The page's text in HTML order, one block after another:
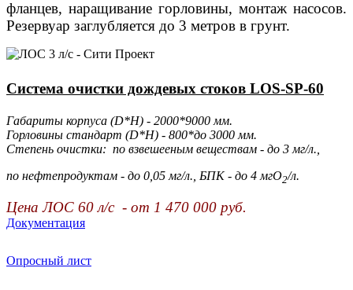
фланцев, наращивание горловины, монтаж насосов.
Резервуар заглубляется до 3 метров в грунт.
Система очистки дождевых стоков LOS-SP-60
Габариты корпуса (D*H) - 2000*9000 мм.
Горловины стандарт (D*H) - 800*до 3000 мм.
Степень очистки: по взвешееным веществам - до 3 мг/л.,
по нефтепродуктам - до 0,05 мг/л., БПК - до 4 мгО2/л.
Цена ЛОС 60 л/с - от 1 470 000 руб.
Документация
Опросный лист